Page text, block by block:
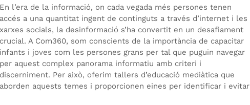
En l’era de la informació, on cada vegada més persones tenen
accés a una quantitat ingent de continguts a través d’internet i les
xarxes socials, la desinformació s’ha convertit en un desafiament
crucial. A Com360, som conscients de la importància de capacitar
infants i joves com les persones grans per tal que puguin navegar
per aquest complex panorama informatiu amb criteri i
discerniment. Per això, oferim tallers d’educació mediàtica que
aborden aquests temes i proporcionen eines per identificar i evitar